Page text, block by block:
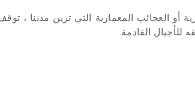
العجائب المعمارية التي تزين مدننا ،
للأجيال القادمة.